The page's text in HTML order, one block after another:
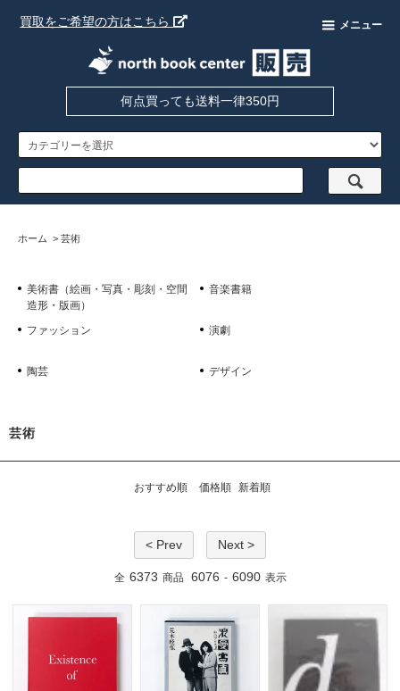
買取をご希望の方はこちら メニュー
何点買っても送料一律350円
ホーム > 芸術
美術書（絵画・写真・彫刻・空間
造形・版画）
音楽書籍
ファッション 演劇
陶芸 デザイン
芸術
おすすめ順 価格順 新着順
< Prev Next >
全 6373 商品 6076 - 6090 表示